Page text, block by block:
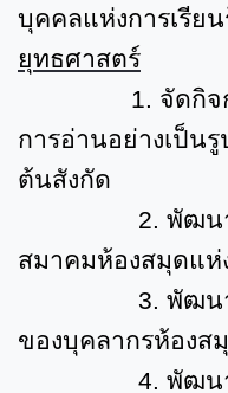
บุคคลแห่งการเรีย
ยุทธศาสตร์
1. จัดกิจ
การอ่านอย่างเป็น
ต้นสังกัด
2. พัฒน
สมาคมห้องสมุดแห่
3. พัฒน
ของบุคลากรห้องส
4. พัฒน